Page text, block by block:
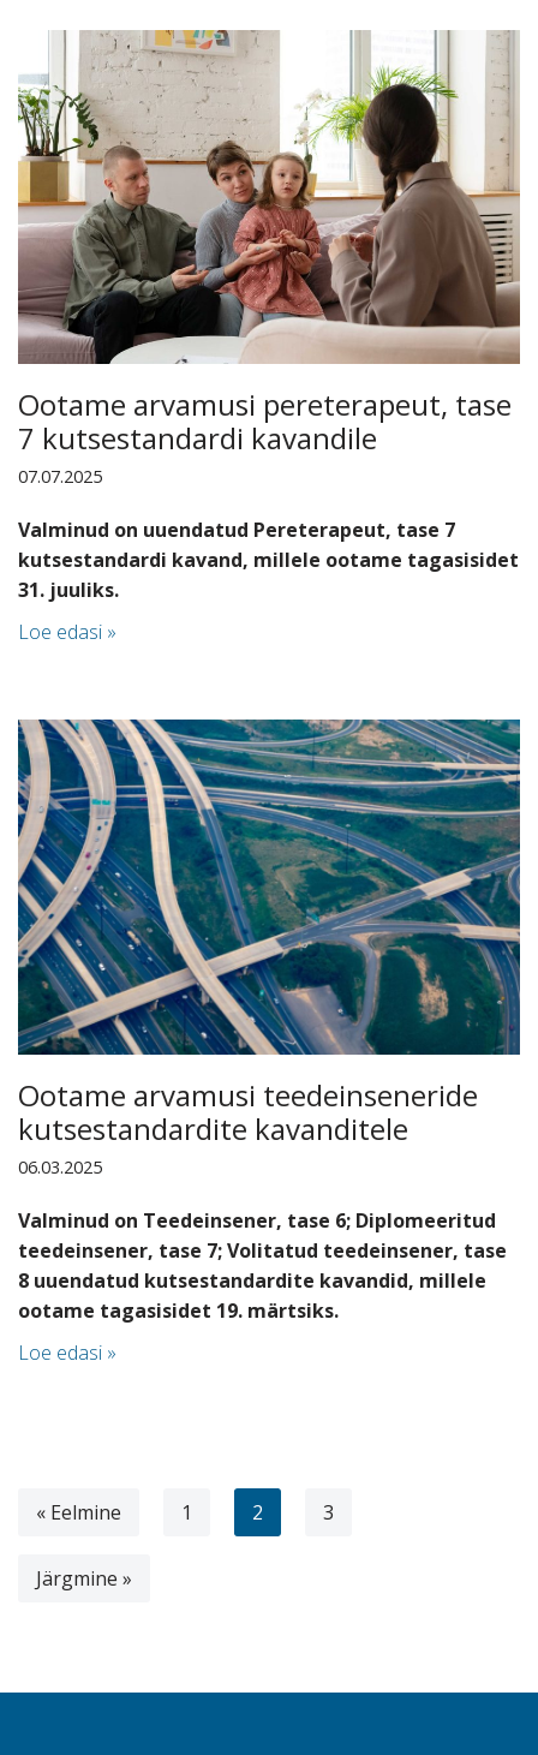
Ootame arvamusi pereterapeut, tase
7 kutsestandardi kavandile
07.07.2025
Valminud on uuendatud Pereterapeut, tase 7
kutsestandardi kavand, millele ootame tagasisidet
31. juuliks.
Loe edasi »
Ootame arvamusi teedeinseneride
kutsestandardite kavanditele
06.03.2025
Valminud on Teedeinsener, tase 6; Diplomeeritud
teedeinsener, tase 7; Volitatud teedeinsener, tase
8 uuendatud kutsestandardite kavandid, millele
ootame tagasisidet 19. märtsiks.
Loe edasi »
« Eelmine 1 2 3
Järgmine »